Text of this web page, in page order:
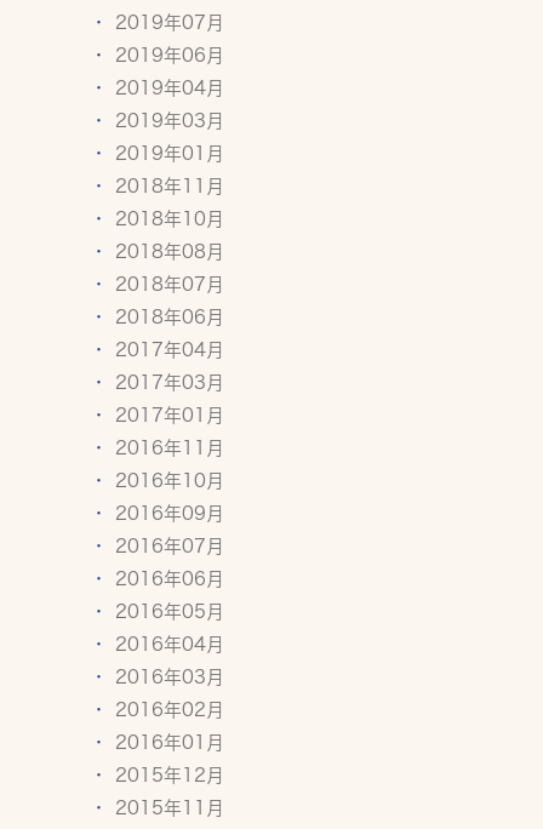
2019年07月
2019年06月
2019年04月
2019年03月
2019年01月
2018年11月
2018年10月
2018年08月
2018年07月
2018年06月
2017年04月
2017年03月
2017年01月
2016年11月
2016年10月
2016年09月
2016年07月
2016年06月
2016年05月
2016年04月
2016年03月
2016年02月
2016年01月
2015年12月
2015年11月